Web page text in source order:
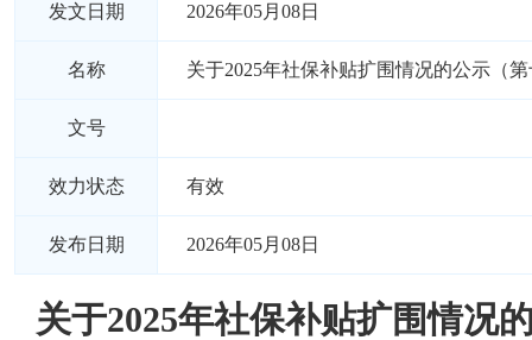
发文日期 2026年05月08日
名称 关于2025年社保补贴扩围情况的公示（
文号
效力状态 有效
发布日期 2026年05月08日
关于2025年社保补贴扩围情况